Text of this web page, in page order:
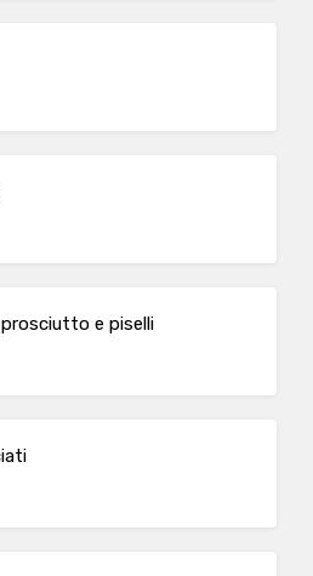
e piselli